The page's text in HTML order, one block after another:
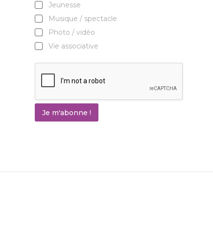
Jeunesse
Musique / spectacle
Photo / vidéo
Vie associative
Je m'abonne !